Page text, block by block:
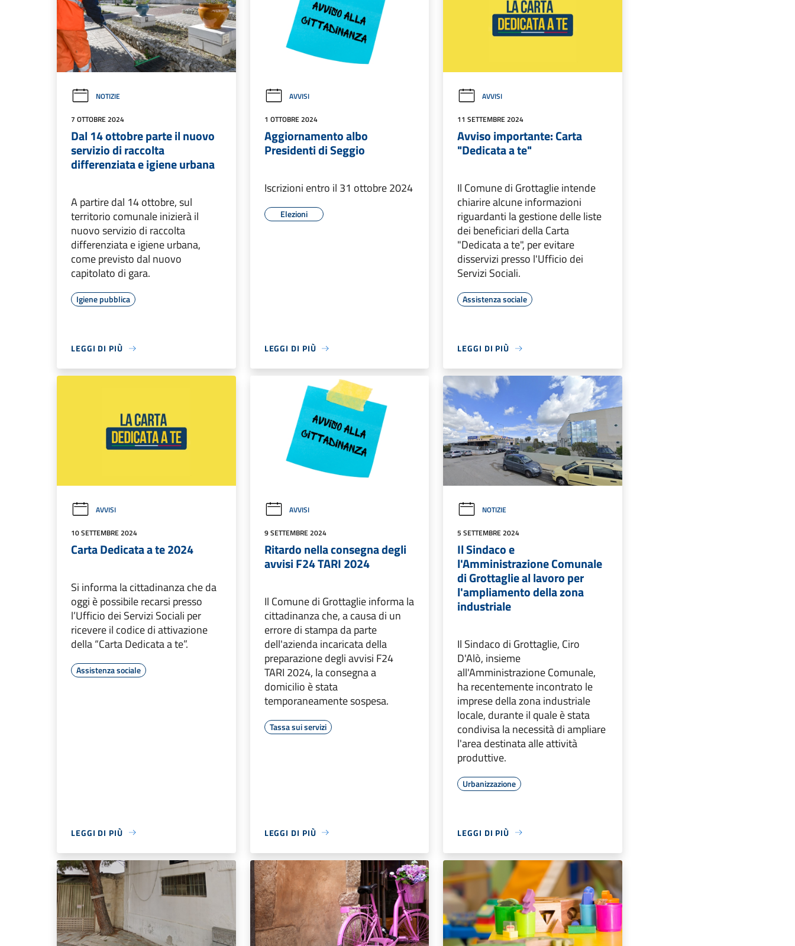
NOTIZIE
7 OTTOBRE 2024
Dal 14 ottobre parte il nuovo
servizio di raccolta
differenziata e igiene urbana
A partire dal 14 ottobre, sul
territorio comunale inizierà il
nuovo servizio di raccolta
differenziata e igiene urbana,
come previsto dal nuovo
capitolato di gara.
Igiene pubblica
LEGGI DI PIÙ
AVVISI
1 OTTOBRE 2024
Aggiornamento albo
Presidenti di Seggio
Iscrizioni entro il 31 ottobre 2024
Elezioni
LEGGI DI PIÙ
AVVISI
11 SETTEMBRE 2024
Avviso importante: Carta
"Dedicata a te"
Il Comune di Grottaglie intende
chiarire alcune informazioni
riguardanti la gestione delle liste
dei beneficiari della Carta
"Dedicata a te", per evitare
disservizi presso l'Ufficio dei
Servizi Sociali.
Assistenza sociale
LEGGI DI PIÙ
AVVISI
10 SETTEMBRE 2024
Carta Dedicata a te 2024
Si informa la cittadinanza che da
oggi è possibile recarsi presso
l’Ufficio dei Servizi Sociali per
ricevere il codice di attivazione
della “Carta Dedicata a te”.
Assistenza sociale
LEGGI DI PIÙ
AVVISI
9 SETTEMBRE 2024
Ritardo nella consegna degli
avvisi F24 TARI 2024
Il Comune di Grottaglie informa la
cittadinanza che, a causa di un
errore di stampa da parte
dell'azienda incaricata della
preparazione degli avvisi F24
TARI 2024, la consegna a
domicilio è stata
temporaneamente sospesa.
Tassa sui servizi
LEGGI DI PIÙ
NOTIZIE
5 SETTEMBRE 2024
Il Sindaco e
l'Amministrazione Comunale
di Grottaglie al lavoro per
l'ampliamento della zona
industriale
Il Sindaco di Grottaglie, Ciro
D'Alò, insieme
all'Amministrazione Comunale,
ha recentemente incontrato le
imprese della zona industriale
locale, durante il quale è stata
condivisa la necessità di ampliare
l'area destinata alle attività
produttive.
Urbanizzazione
LEGGI DI PIÙ